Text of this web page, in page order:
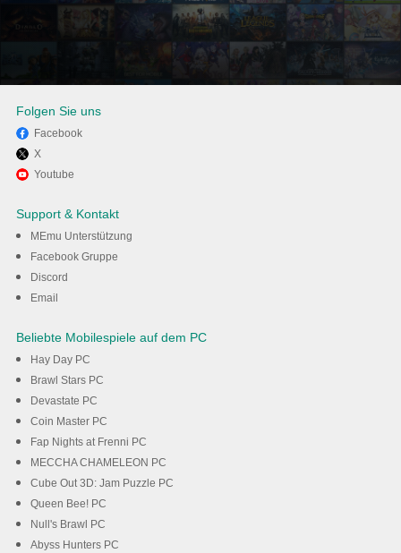
Viel Spaß beim Spielen von
Drive Ahead! - Lustige Kämpfe
auf dem PC mit MEmu
Folgen Sie uns
Facebook
X
Youtube
Support & Kontakt
MEmu Unterstützung
Facebook Gruppe
Discord
Email
Beliebte Mobilespiele auf dem PC
Hay Day PC
Brawl Stars PC
Devastate PC
Coin Master PC
Fap Nights at Frenni PC
MECCHA CHAMELEON PC
Cube Out 3D: Jam Puzzle PC
Queen Bee! PC
Null's Brawl PC
Abyss Hunters PC